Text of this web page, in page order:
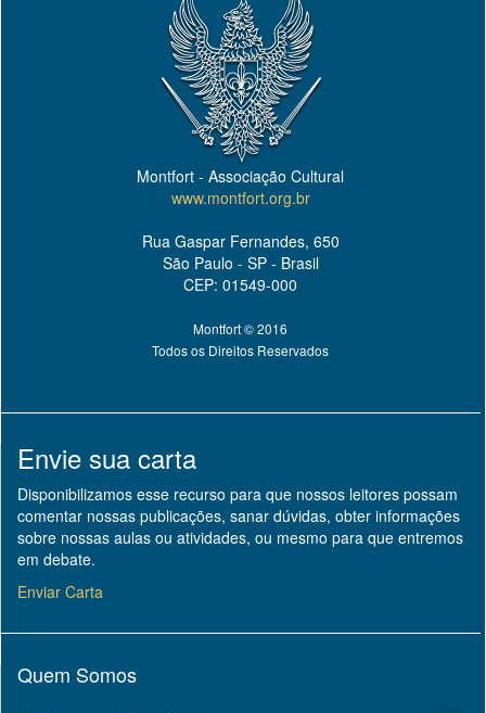
Montfort - Associação Cultural
www.montfort.org.br
Rua Gaspar Fernandes, 650
São Paulo - SP - Brasil
CEP: 01549-000
Montfort © 2016
Todos os Direitos Reservados
Envie sua carta
Disponibilizamos esse recurso para que nossos leitores possam
comentar nossas publicações, sanar dúvidas, obter informações
sobre nossas aulas ou atividades, ou mesmo para que entremos
em debate.
Enviar Carta
Quem Somos